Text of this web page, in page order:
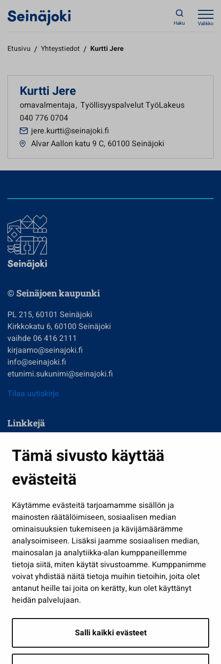
Tämä sivusto käyttää
evästeitä
Käytämme evästeitä tarjoamamme sisällön ja
mainosten räätälöimiseen, sosiaalisen median
ominaisuuksien tukemiseen ja kävijämäärämme
analysoimiseen. Lisäksi jaamme sosiaalisen median,
mainosalan ja analytiikka-alan kumppaneillemme
tietoja siitä, miten käytät sivustoamme. Kumppanimme
voivat yhdistää näitä tietoja muihin tietoihin, joita olet
antanut heille tai joita on kerätty, kun olet käyttänyt
heidän palvelujaan.
Salli kaikki evästeet
Haku Valikko
Etusivu / Yhteystiedot / Kurtti Jere
Kurtti Jere
omavalmentaja, Työllisyyspalvelut TyöLakeus
040 776 0704
jere.kurtti@seinajoki.fi
Alvar Aallon katu 9 C, 60100 Seinäjoki
© Seinäjoen kaupunki
PL 215, 60101 Seinäjoki
Kirkkokatu 6, 60100 Seinäjoki
vaihde 06 416 2111
kirjaamo@seinajoki.fi
info@seinajoki.fi
etunimi.sukunimi@seinajoki.fi
Tilaa uutiskirje
Linkkejä
Kasvatus ja opetus
Kulttuuri ja liikunta
Työ ja yrittäminen
Osallistu ja asioi
Näytä omat evästeasetukseni
Seuraa meitä